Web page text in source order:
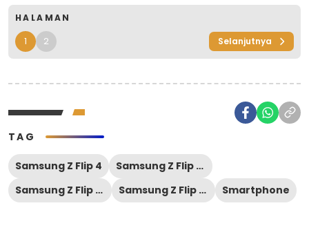
HALAMAN
1 2 Selanjutnya
TAG
Samsung Z Flip 4
Samsung Z Flip 4 gsmarena
Samsung Z Flip 4 harga
Samsung Z Flip 4 spesifikasi Smartphone